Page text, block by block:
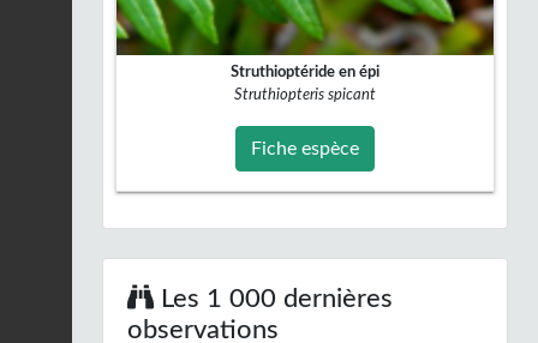
Struthioptéride en épi
Struthiopteris spicant
Fiche espèce
Les 1 000 dernières
observations